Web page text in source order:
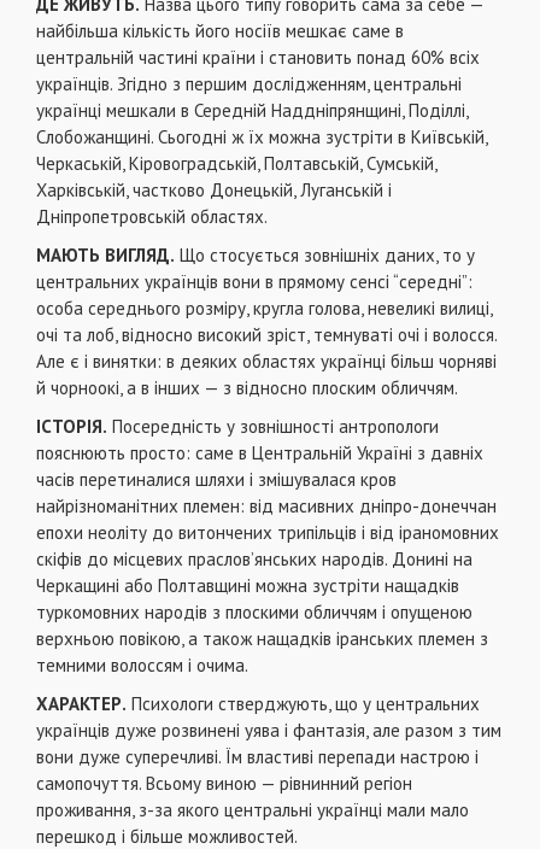
найбільша кількість його носіїв мешкає саме в
центральній частині країни і становить понад 60% всіх
українців. Згідно з першим дослідженням, центральні
українці мешкали в Середній Наддніпрянщині, Поділлі,
Слобожанщині. Сьогодні ж їх можна зустріти в Київській,
Черкаській, Кіровоградській, Полтавській, Сумській,
Харківській, частково Донецькій, Луганській і
Дніпропетровській областях.
МАЮТЬ ВИГЛЯД. Що стосується зовнішніх даних, то у
центральних українців вони в прямому сенсі “середні”:
особа середнього розміру, кругла голова, невеликі вилиці,
очі та лоб, відносно високий зріст, темнуваті очі і волосся.
Але є і винятки: в деяких областях українці більш чорняві
й чорноокі, а в інших — з відносно плоским обличчям.
ІСТОРІЯ. Посередність у зовнішності антропологи
пояснюють просто: саме в Центральній Україні з давніх
часів перетиналися шляхи і змішувалася кров
найрізноманітних племен: від масивних дніпро-донеччан
епохи неоліту до витончених трипільців і від іраномовних
скіфів до місцевих праслов’янських народів. Донині на
Черкащині або Полтавщині можна зустріти нащадків
туркомовних народів з плоскими обличчям і опущеною
верхньою повікою, а також нащадків іранських племен з
темними волоссям і очима.
ХАРАКТЕР. Психологи стверджують, що у центральних
українців дуже розвинені уява і фантазія, але разом з тим
вони дуже суперечливі. Їм властиві перепади настрою і
самопочуття. Всьому виною — рівнинний регіон
проживання, з-за якого центральні українці мали мало
перешкод і більше можливостей.